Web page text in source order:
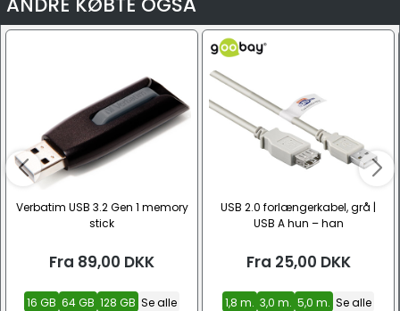
Verbatim USB 3.2 Gen 1 memory
stick
Fra 89,00 DKK
16 GB 64 GB 128 GB Se alle
USB 2.0 forlængerkabel, grå |
USB A hun – han
Fra 25,00 DKK
1,8 m. 3,0 m. 5,0 m. Se alle